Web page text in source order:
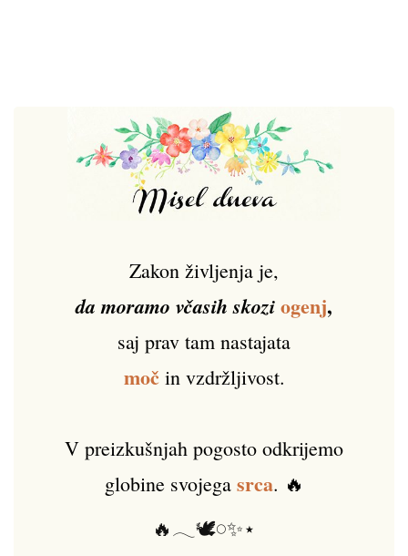
Zakon življenja je,
da moramo včasih skoziogenj,
saj prav tam nastajata
močin vzdržljivost.
V preizkušnjah pogosto odkrijemo
globine svojega srca. 🔥
🔥𓂃🕊️𓏸✨⋆